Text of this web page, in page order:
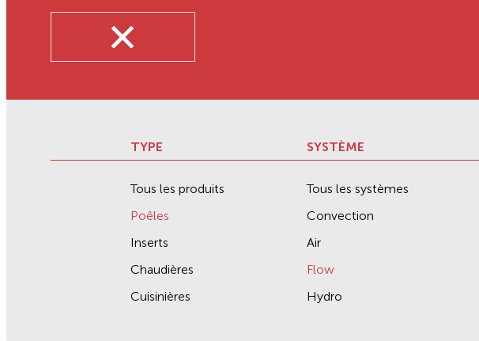
TYPE
Tous les produits
Poêles
Inserts
Chaudières
Cuisinières
SYSTÈME
Tous les systèmes
Convection
Air
Flow
Hydro